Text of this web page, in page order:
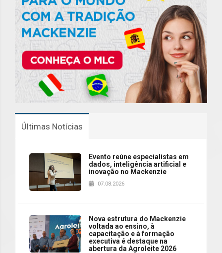
Últimas Notícias
Evento reúne especialistas em
dados, inteligência artificial e
inovação no Mackenzie
07.08.2026
Nova estrutura do Mackenzie
voltada ao ensino, à
capacitação e à formação
executiva é destaque na
abertura da Agroleite 2026